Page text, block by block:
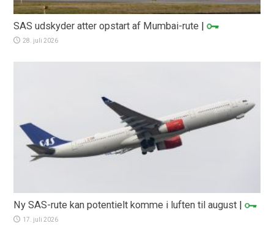
SAS udskyder atter opstart af Mumbai-rute |
28. juli 2026
Ny SAS-rute kan potentielt komme i luften til august |
17. juli 2026